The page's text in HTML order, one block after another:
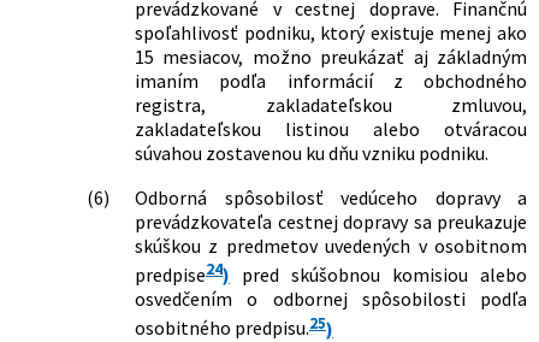
prevádzkované v cestnej doprave. Finančnú
spoľahlivosť podniku, ktorý existuje menej ako
15 mesiacov, možno preukázať aj základným
imaním podľa informácií z obchodného
registra, zakladateľskou zmluvou,
zakladateľskou listinou alebo otváracou
súvahou zostavenou ku dňu vzniku podniku.
(6)
Odborná spôsobilosť vedúceho dopravy a
prevádzkovateľa cestnej dopravy sa preukazuje
skúškou z predmetov uvedených v osobitnom
predpise24) pred skúšobnou komisiou alebo
osvedčením o odbornej spôsobilosti podľa
osobitného predpisu.25)